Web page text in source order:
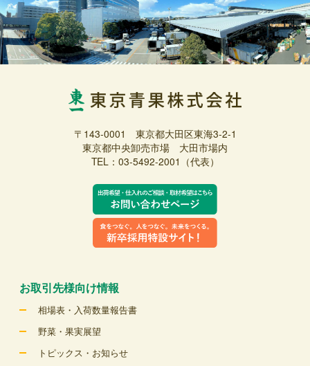
〒143-0001 東京都大田区東海3-2-1
東京都中央卸売市場 大田市場内
TEL：03-5492-2001（代表）
お取引先様向け情報
相場表・入荷数量報告書
野菜・果実展望
トピックス・お知らせ